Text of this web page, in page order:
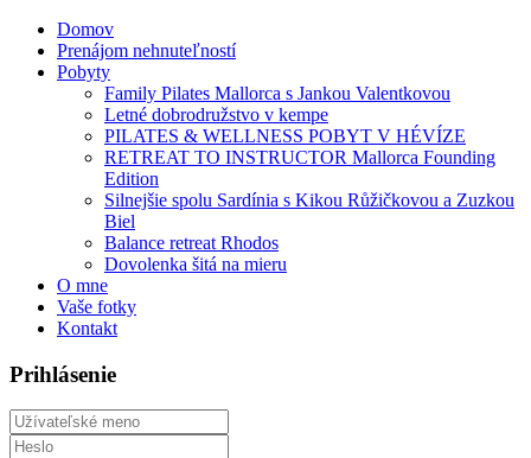
Domov
Prenájom nehnuteľností
Pobyty
Family Pilates Mallorca s Jankou Valentkovou
Letné dobrodružstvo v kempe
PILATES & WELLNESS POBYT V HÉVÍZE
RETREAT TO INSTRUCTOR Mallorca Founding
Edition
Silnejšie spolu Sardínia s Kikou Růžičkovou a Zuzkou
Biel
Balance retreat Rhodos
Dovolenka šitá na mieru
O mne
Vaše fotky
Kontakt
Prihlásenie